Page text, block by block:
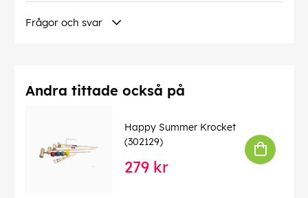
Frågor och svar
Andra tittade också på
Happy Summer Krocket
(302129)
279 kr